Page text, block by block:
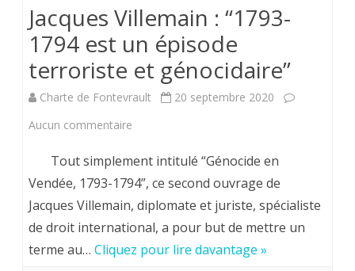
Jacques Villemain : “1793-
1794 est un épisode
terroriste et génocidaire”
Charte de Fontevrault
20 septembre 2020
Aucun commentaire
Villemain
:
“1793-
Tout simplement intitulé “Génocide en
Vendée, 1793-1794”, ce second ouvrage de
Jacques Villemain, diplomate et juriste, spécialiste
de droit international, a pour but de mettre un
terme au… Cliquez pour lire davantage »